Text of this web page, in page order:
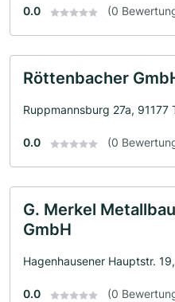
0.0 (0
Röttenbacher
Ruppmannsburg 27a, 91177
0.0 (0
G. Merkel
GmbH
Hagenhausener Hauptstr.
0.0 (0